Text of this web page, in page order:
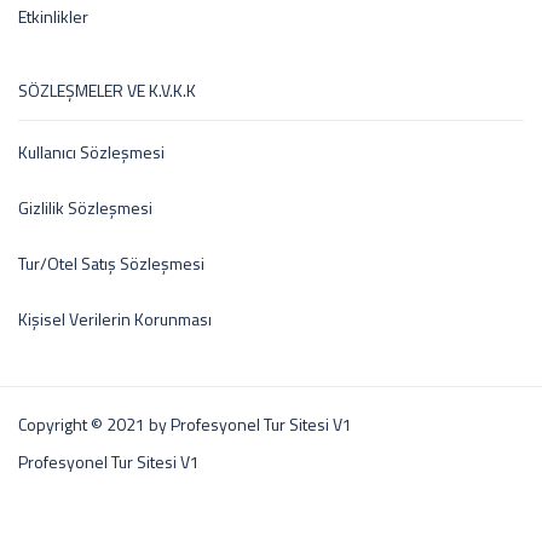
Etkinlikler
SÖZLEŞMELER VE K.V.K.K
Kullanıcı Sözleşmesi
Gizlilik Sözleşmesi
Tur/Otel Satış Sözleşmesi
Kişisel Verilerin Korunması
Copyright © 2021 by Profesyonel Tur Sitesi V1
Profesyonel Tur Sitesi V1